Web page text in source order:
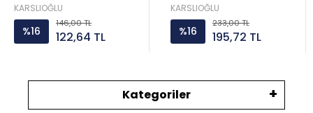
KARSLIOĞLU
%16
146,00 TL
122,64 TL
KARSLIOĞLU
%16
233,00 TL
195,72 TL
Kategoriler